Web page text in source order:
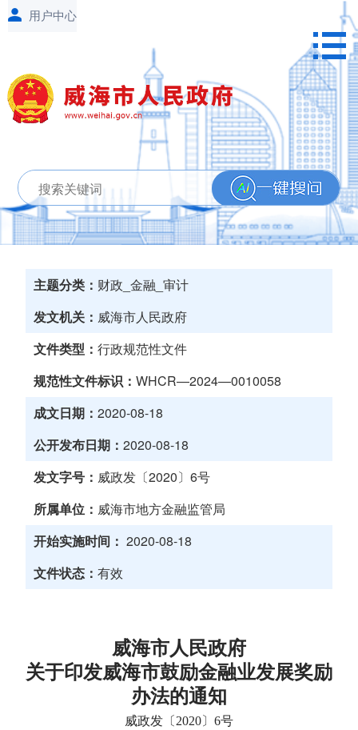
主题分类： 财政_金融_审计
发文机关： 威海市人民政府
文件类型：行政规范性文件
规范性文件标识：WHCR—2024—0010058
成文日期：2020-08-18
公开发布日期：2020-08-18
发文字号： 威政发〔2020〕6号
所属单位： 威海市地方金融监管局
开始实施时间： 2020-08-18
文件状态：有效
威海市人民政府
关于印发威海市鼓励金融业发展奖励
办法的通知
威政发〔2020〕6号